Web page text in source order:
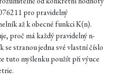
pro pravidelný
až k obecné funkci K(n).
proč má každý pravidelný n-
se stranou jedna své vlastní číslo
tuto myšlenku použít při výuce